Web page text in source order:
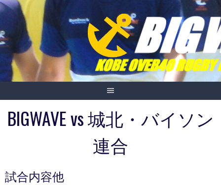
Skip
content
BIGWAVE vs 城北・バイソン
連合
試合内容他